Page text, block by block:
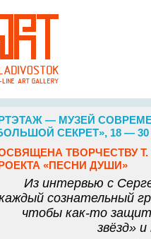
— МУЗЕЙ
СЕКРЕТ», 18 —
ТВОРЧЕСТВУ
«ПЕСНИ ДУШИ»
Из интервью с
сознательный
чтобы как-то
звёзд»